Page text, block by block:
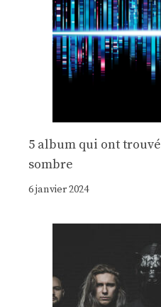
5 album qui ont
sombre
6 janvier 2024